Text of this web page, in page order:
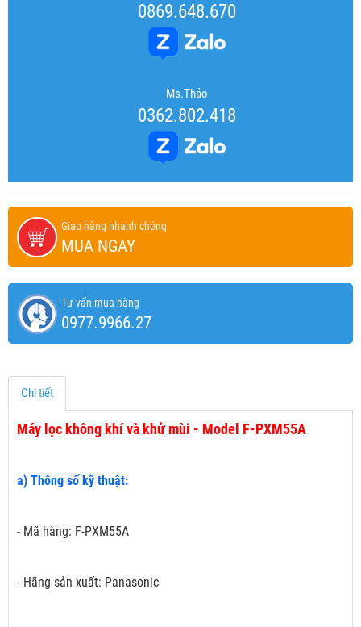
0869.648.670
Ms.Thảo
0362.802.418
Giao hàng nhanh chóng
MUA NGAY
Tư vấn mua hàng
0977.9966.27
Chi tiết
Máy lọc không khí và khử mùi - Model F-PXM55A
a) Thông số kỹ thuật:
- Mã hàng: F-PXM55A
- Hãng sản xuất: Panasonic